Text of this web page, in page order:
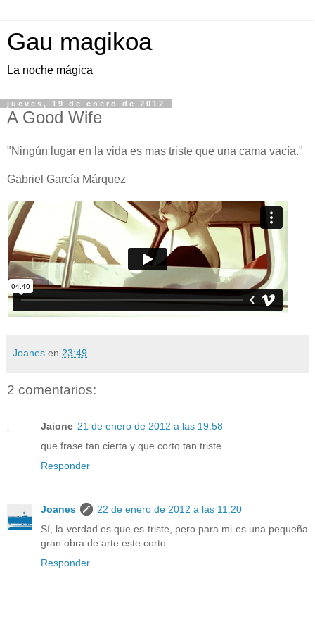
Gau magikoa
La noche mágica
jueves, 19 de enero de 2012
A Good Wife
"Ningún lugar en la vida es mas triste que una cama vacía."
Gabriel García Márquez
Joanes en 23:49
2 comentarios:
Jaione 21 de enero de 2012 a las 19:58
que frase tan cierta y que corto tan triste
Responder
Joanes
22 de enero de 2012 a las 11:20
Sí, la verdad es que es triste, pero para mi es una pequeña
gran obra de arte este corto.
Responder